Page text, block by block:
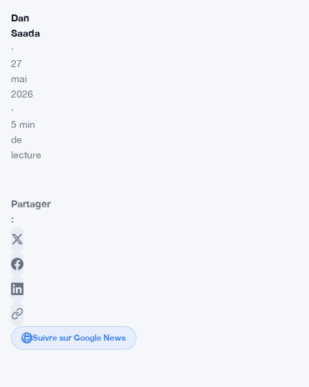
Dan
Saada
·
27
mai
2026
·
5 min
de
lecture
Partager
:
Suivre sur Google News